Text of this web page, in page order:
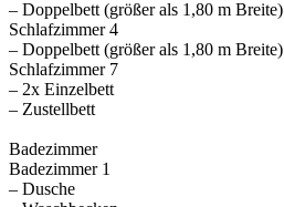
– Doppelbett (größer als 1,80 m Breite)
Schlafzimmer 4
– Doppelbett (größer als 1,80 m Breite)
Schlafzimmer 7
– 2x Einzelbett
– Zustellbett
Badezimmer
Badezimmer 1
– Dusche